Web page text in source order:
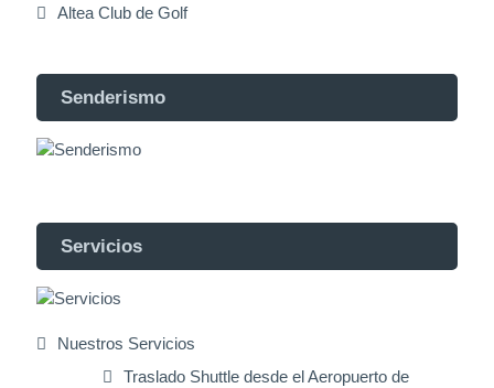
Altea Club de Golf
Senderismo
Servicios
Nuestros Servicios
Traslado Shuttle desde el Aeropuerto de